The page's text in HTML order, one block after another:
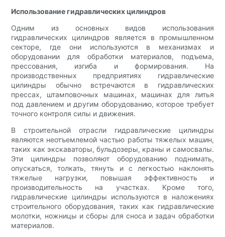
Использование гидравлических цилиндров
Одним из основных видов использования
гидравлических цилиндров является в промышленном
секторе, где они используются в механизмах и
оборудовании для обработки материалов, подъема,
прессования, изгиба и формирования. На
производственных предприятиях гидравлические
цилиндры обычно встречаются в гидравлических
прессах, штамповочных машинах, машинах для литья
под давлением и другим оборудованию, которое требует
точного контроля силы и движения.
В строительной отрасли гидравлические цилиндры
являются неотъемлемой частью работы тяжелых машин,
таких как экскаваторы, бульдозеры, краны и самосвалы.
Эти цилиндры позволяют оборудованию поднимать,
опускаться, толкать, тянуть и с легкостью наклонять
тяжелые нагрузки, повышая эффективность и
производительность на участках. Кроме того,
гидравлические цилиндры используются в наложениях
строительного оборудования, таких как гидравлические
молотки, ножницы и сборы для сноса и задач обработки
материалов.